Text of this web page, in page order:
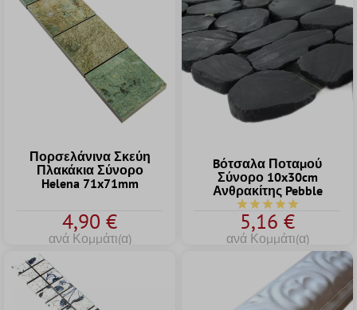
Πορσελάνινα Σκεύη
Πλακάκια Σύνορο
Helena 71x71mm
4,90 €
ανά Κομμάτι(α)
Bότσαλα Ποταμού
Σύνορο 10x30cm
Ανθρακίτης Pebble
Μέση βαθμολογία 5
5,16 €
ανά Κομμάτι(α)